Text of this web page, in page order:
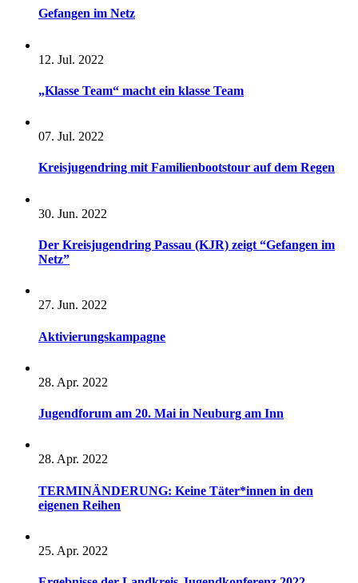
Gefangen im Netz
12. Jul. 2022
„Klasse Team“ macht ein klasse Team
07. Jul. 2022
Kreisjugendring mit Familienbootstour auf dem Regen
30. Jun. 2022
Der Kreisjugendring Passau (KJR) zeigt “Gefangen im
Netz”
27. Jun. 2022
Aktivierungskampagne
28. Apr. 2022
Jugendforum am 20. Mai in Neuburg am Inn
28. Apr. 2022
TERMINÄNDERUNG: Keine Täter*innen in den
eigenen Reihen
25. Apr. 2022